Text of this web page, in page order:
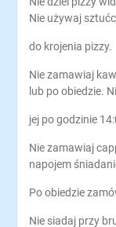
Nie używaj
do krojenia pizzy.
Nie zamawiaj
lub po obiedzie.
jej po godzinie
Nie zamawiaj
napojem
Po obiedzie
Nie siadaj przy